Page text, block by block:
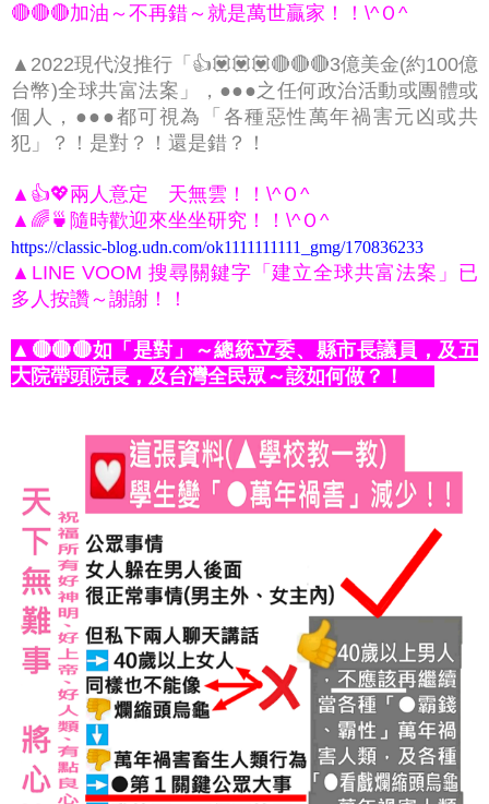
🔴🔴🔴加油～不再錯～就是萬世贏家！！\^Ｏ^
▲2022現代沒推行「👍💟💟💟🔴🔴🔴3億美金(約100億
台幣)全球共富法案」，●●●之任何政治活動或團體或
個人，●●●都可視為「各種惡性萬年禍害元凶或共
犯」？！是對？！還是錯？！
▲👍💖兩人意定 天無雲！！\^Ｏ^
▲🌈🍵隨時歡迎來坐坐研究！！\^Ｏ^
https://classic-blog.udn.com/ok1111111111_gmg/170836233
▲LINE VOOM 搜尋關鍵字「建立全球共富法案」已
多人按讚～謝謝！！
▲🔴🔴🔴如「是對」～總統立委、縣市長議員，及五
大院帶頭院長，及台灣全民眾～該如何做？！